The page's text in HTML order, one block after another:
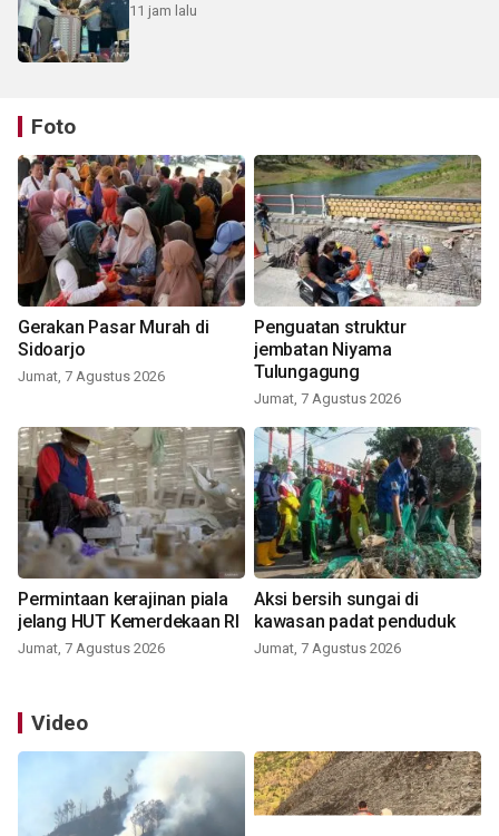
11 jam lalu
Foto
Gerakan Pasar Murah di
Sidoarjo
Jumat, 7 Agustus 2026
Penguatan struktur
jembatan Niyama
Tulungagung
Jumat, 7 Agustus 2026
Permintaan kerajinan piala
jelang HUT Kemerdekaan RI
Jumat, 7 Agustus 2026
Aksi bersih sungai di
kawasan padat penduduk
Jumat, 7 Agustus 2026
Video